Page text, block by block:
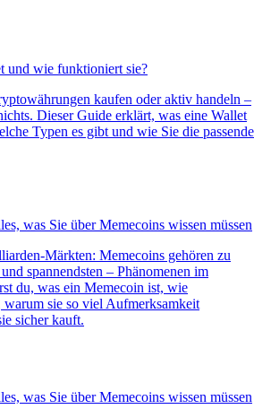
und wie funktioniert sie?
kaufen oder aktiv handeln –
Dieser Guide erklärt, was eine Wallet
Typen es gibt und wie Sie die passende
was Sie über Memecoins wissen müssen
Märkten: Memecoins gehören zu
spannendsten – Phänomenen im
du, was ein Memecoin ist, wie
sie so viel Aufmerksamkeit
sicher kauft.
was Sie über Memecoins wissen müssen